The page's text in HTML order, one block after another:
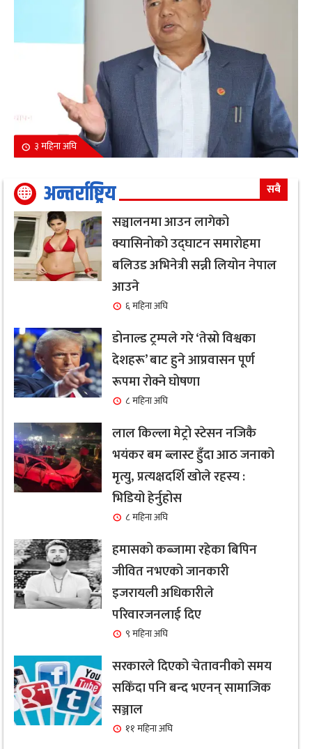
३ महिना अघि
अन्तर्राष्ट्रिय सबै
सञ्चालनमा आउन लागेको
क्यासिनोको उद्घाटन समारोहमा
बलिउड अभिनेत्री सन्नी लियोन नेपाल
आउने
६ महिना अघि
डोनाल्ड ट्रम्पले गरे ‘तेस्रो विश्वका
देशहरू’ बाट हुने आप्रवासन पूर्ण
रूपमा रोक्ने घोषणा
८ महिना अघि
लाल किल्ला मेट्रो स्टेसन नजिकै
भयंकर बम ब्लास्ट हुँदा आठ जनाको
मृत्यु, प्रत्यक्षदर्शि खोले रहस्य :
भिडियो हेर्नुहोस
८ महिना अघि
हमासको कब्जामा रहेका बिपिन
जीवित नभएको जानकारी
इजरायली अधिकारीले
परिवारजनलाई दिए
९ महिना अघि
सरकारले दिएको चेतावनीको समय
सकिँदा पनि बन्द भएनन् सामाजिक
सञ्जाल
११ महिना अघि